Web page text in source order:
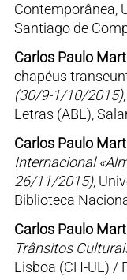
Contemporânea,
Santiago de
Carlos Paulo
chapéus
(30/9-1/10/2015)
Letras (ABL),
Carlos Paulo
Internacional
26/11/2015),
Biblioteca
Carlos Paulo
Trânsitos
Lisboa (CH-UL) /